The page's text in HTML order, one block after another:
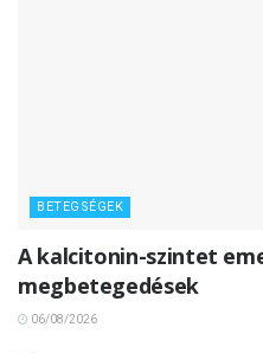
BETEGSÉGEK
A kalcitonin-szintet
megbetegedések
06/08/2026